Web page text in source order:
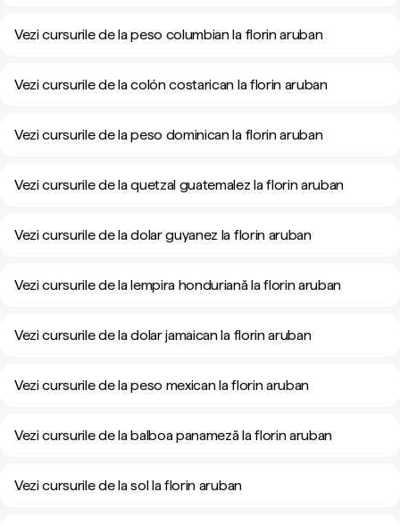
Vezi cursurile de la peso columbian la florin aruban
Vezi cursurile de la colón costarican la florin aruban
Vezi cursurile de la peso dominican la florin aruban
Vezi cursurile de la quetzal guatemalez la florin aruban
Vezi cursurile de la dolar guyanez la florin aruban
Vezi cursurile de la lempira honduriană la florin aruban
Vezi cursurile de la dolar jamaican la florin aruban
Vezi cursurile de la peso mexican la florin aruban
Vezi cursurile de la balboa panameză la florin aruban
Vezi cursurile de la sol la florin aruban